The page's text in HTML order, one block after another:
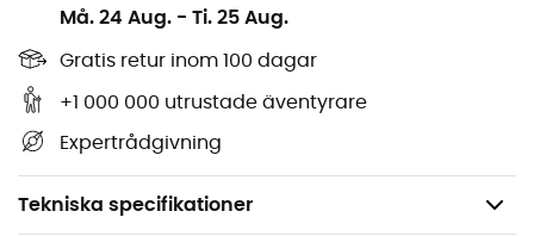
Må. 24 Aug. - Ti. 25 Aug.
Gratis retur inom 100 dagar
+1 000 000 utrustade äventyrare
Expertrådgivning
Tekniska specifikationer